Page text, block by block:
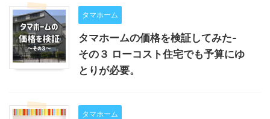
タマホーム
タマホームの価格を検証してみた-
その３ ローコスト住宅でも予算にゆ
とりが必要。
タマホーム